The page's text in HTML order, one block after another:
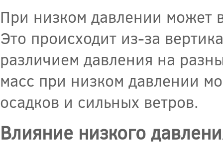
При низком давлении может
Это происходит из-за
различием давления на
масс при низком давлении
осадков и сильных ветров.
Влияние низкого